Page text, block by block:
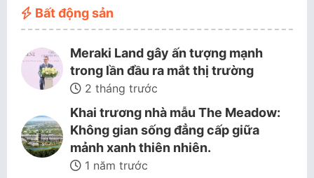
Bất động sản
Meraki Land gây ấn tượng mạnh
trong lần đầu ra mắt thị trường
2 tháng trước
Khai trương nhà mẫu The Meadow:
Không gian sống đẳng cấp giữa
mảnh xanh thiên nhiên.
1 năm trước